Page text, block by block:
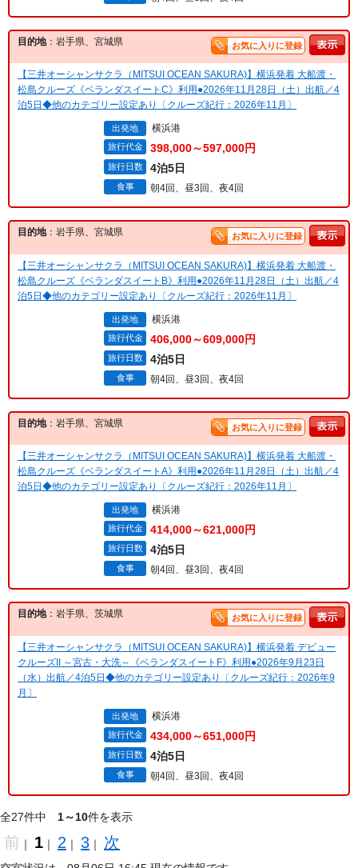
目的地：岩手県、宮城県 お気に入りに登録
【三井オーシャンサクラ（MITSUI OCEAN SAKURA)】横浜発着 大船渡・
松島クルーズ《ベランダスイートC》利用●2026年11月28日（土）出航／4
泊5日◆他のカテゴリー設定あり〔クルーズ紀行：2026年11月〕
出発地 横浜港
旅行代金 398,000～597,000円
旅行日数 4泊5日
食事 朝4回、昼3回、夜4回
目的地：岩手県、宮城県 お気に入りに登録
【三井オーシャンサクラ（MITSUI OCEAN SAKURA)】横浜発着 大船渡・
松島クルーズ《ベランダスイートB》利用●2026年11月28日（土）出航／4
泊5日◆他のカテゴリー設定あり〔クルーズ紀行：2026年11月〕
出発地 横浜港
旅行代金 406,000～609,000円
旅行日数 4泊5日
食事 朝4回、昼3回、夜4回
目的地：岩手県、宮城県 お気に入りに登録
【三井オーシャンサクラ（MITSUI OCEAN SAKURA)】横浜発着 大船渡・
松島クルーズ《ベランダスイートA》利用●2026年11月28日（土）出航／4
泊5日◆他のカテゴリー設定あり〔クルーズ紀行：2026年11月〕
出発地 横浜港
旅行代金 414,000～621,000円
旅行日数 4泊5日
食事 朝4回、昼3回、夜4回
目的地：岩手県、茨城県 お気に入りに登録
【三井オーシャンサクラ（MITSUI OCEAN SAKURA)】横浜発着 デビュー
クルーズII ～宮古・大洗～《ベランダスイートF》利用●2026年9月23日
（水）出航／4泊5日◆他のカテゴリー設定あり〔クルーズ紀行：2026年9
月〕
出発地 横浜港
旅行代金 434,000～651,000円
旅行日数 4泊5日
食事 朝4回、昼3回、夜4回
全27件中 1～10件を表示
前 ｜ 1 ｜ 2 ｜ 3 ｜ 次